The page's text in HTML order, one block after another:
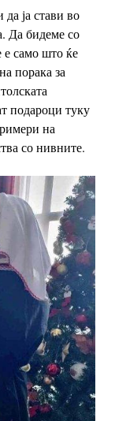
ја стави во
Да бидеме со
само што ќе
порака за
подароци туку
на
со нивните.